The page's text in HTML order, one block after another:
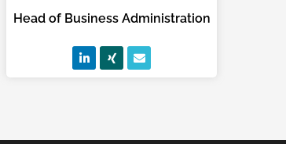
Head of Business Administration